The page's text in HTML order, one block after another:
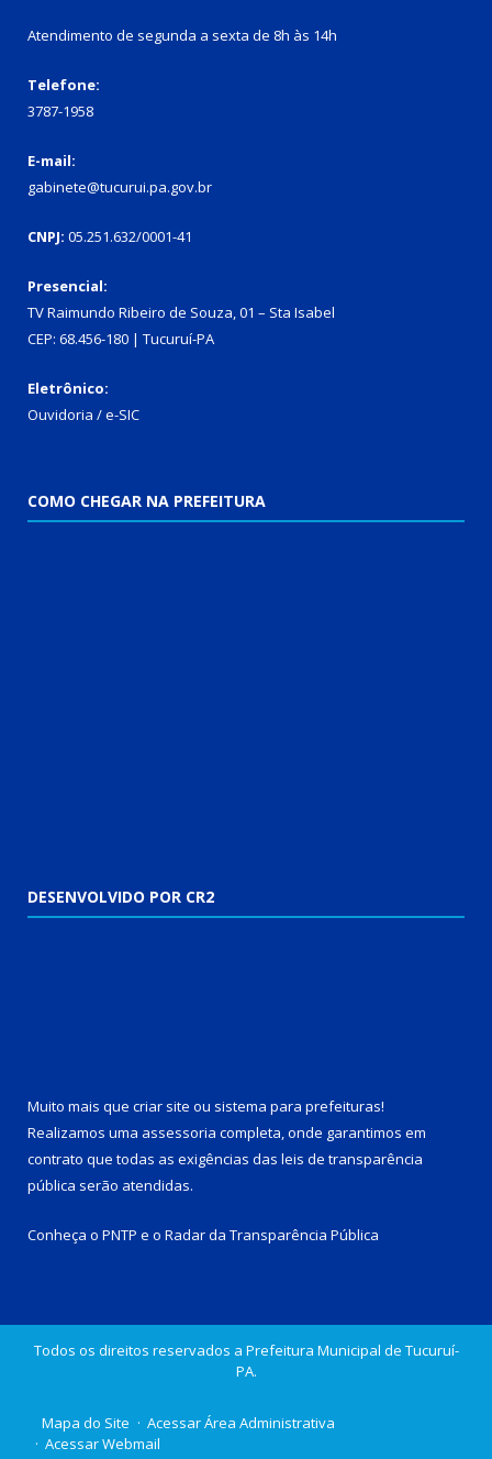
Atendimento de segunda a sexta de 8h às 14h
Telefone:
3787-1958
E-mail:
gabinete@tucurui.pa.gov.br
CNPJ: 05.251.632/0001-41
Presencial:
TV Raimundo Ribeiro de Souza, 01 – Sta Isabel
CEP: 68.456-180 | Tucuruí-PA
Eletrônico:
Ouvidoria /e-SIC
COMO CHEGAR NA PREFEITURA
DESENVOLVIDO POR CR2
Muito mais que criar site ou sistema para prefeituras!
Realizamos uma assessoria completa, onde garantimos em
contrato que todas as exigências das leis de transparência
pública serão atendidas.
Conheça o PNTP e o Radar da Transparência Pública
Todos os direitos reservados a Prefeitura Municipal de Tucuruí-
PA.
Mapa do Site
Acessar Área Administrativa
Acessar Webmail